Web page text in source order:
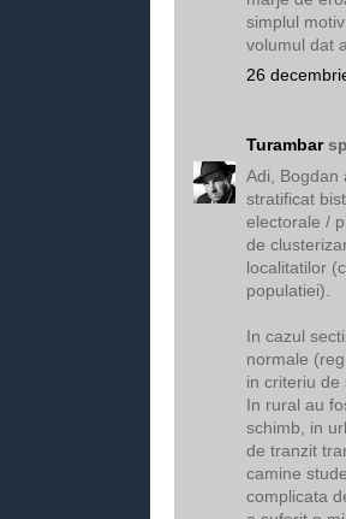
simplul
volumul dat
26
Turambar
Adi, Bogdan
stratificat
electorale /
de
localitatilor
populatiei).
In cazul
normale
in criteriu de
In rural au
schimb, in
de tranzit
camine
complicata